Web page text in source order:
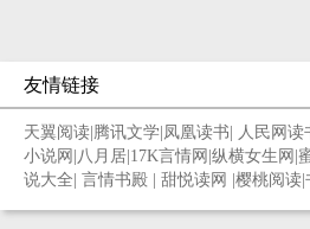
友情链接
天翼阅读 腾讯文学 凤凰读书 人民网读
小说网 八月居 17K言情网 纵横女生网
说大全 言情书殿 甜悦读网 樱桃阅读